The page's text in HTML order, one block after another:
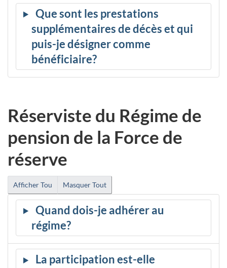
Que sont les prestations
supplémentaires de décès et qui
puis-je désigner comme
bénéficiaire?
Réserviste du Régime de
pension de la Force de
réserve
Afficher Tou Masquer Tout
Quand dois-je adhérer au
régime?
La participation est-elle